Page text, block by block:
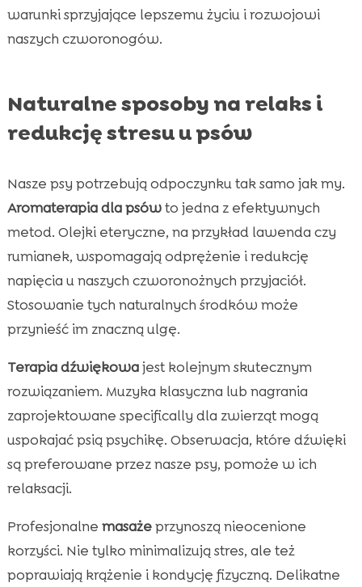
warunki sprzyjające lepszemu życiu i rozwojowi
naszych czworonogów.
Naturalne sposoby na relaks i
redukcję stresu u psów
Nasze psy potrzebują odpoczynku tak samo jak my.
Aromaterapia dla psówto jedna z efektywnych
metod. Olejki eteryczne, na przykład lawenda czy
rumianek, wspomagają odprężenie i redukcję
napięcia u naszych czworonożnych przyjaciół.
Stosowanie tych naturalnych środków może
przynieść im znaczną ulgę.
Terapia dźwiękowajest kolejnym skutecznym
rozwiązaniem. Muzyka klasyczna lub nagrania
zaprojektowane specifically dla zwierząt mogą
uspokajać psią psychikę. Obserwacja, które dźwięki
są preferowane przez nasze psy, pomoże w ich
relaksacji.
Profesjonalne masażeprzynoszą nieocenione
korzyści. Nie tylko minimalizują stres, ale też
poprawiają krążenie i kondycję fizyczną. Delikatne